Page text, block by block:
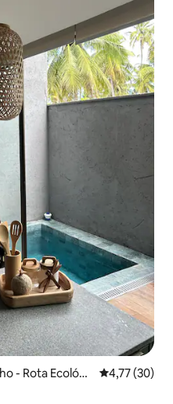
- Rota Ecológi
Средна
4,77 (30)